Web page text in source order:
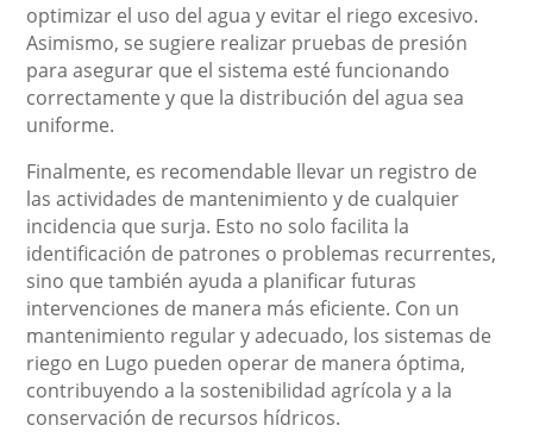
optimizar el uso del agua y evitar el riego excesivo.
Asimismo, se sugiere realizar pruebas de presión
para asegurar que el sistema esté funcionando
correctamente y que la distribución del agua sea
uniforme.
Finalmente, es recomendable llevar un registro de
las actividades de mantenimiento y de cualquier
incidencia que surja. Esto no solo facilita la
identificación de patrones o problemas recurrentes,
sino que también ayuda a planificar futuras
intervenciones de manera más eficiente. Con un
mantenimiento regular y adecuado, los sistemas de
riego en Lugo pueden operar de manera óptima,
contribuyendo a la sostenibilidad agrícola y a la
conservación de recursos hídricos.